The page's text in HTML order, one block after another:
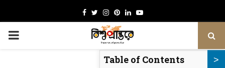
Facebook
TwitterInstagram
Pinterest
LinkedinYoutube
PRIMARY
Table of Contents